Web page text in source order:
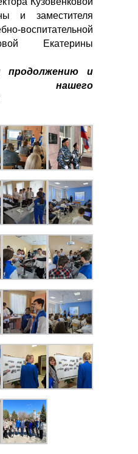
и заместителя
воспитательной
Екатерины
и
нашего